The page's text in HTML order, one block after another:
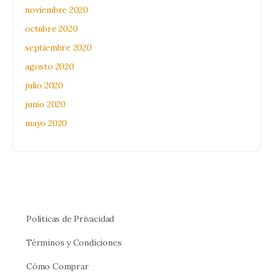
noviembre 2020
octubre 2020
septiembre 2020
agosto 2020
julio 2020
junio 2020
mayo 2020
Políticas de Privacidad
Términos y Condiciones
Cómo Comprar